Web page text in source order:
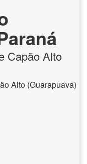
Capão Alto
Alto (Guarapuava)